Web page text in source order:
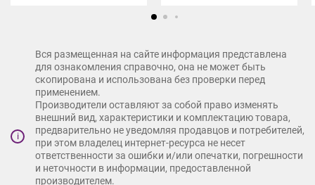
i
Вся размещенная на сайте информация представлена
для ознакомления справочно, она не может быть
скопирована и использована без проверки перед
применением.
Производители оставляют за собой право изменять
внешний вид, характеристики и комплектацию товара,
предварительно не уведомляя продавцов и потребителей,
при этом владелец интернет-ресурса не несет
ответственности за ошибки и/или опечатки, погрешности
и неточности в информации, предоставленной
производителем.